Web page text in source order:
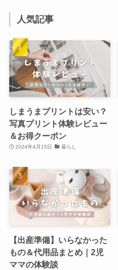
人気記事
しまうまプリントは安い？
写真プリント体験レビュー
＆お得クーポン
2024年4月15日 暮らし
【出産準備】いらなかった
もの＆代用品まとめ｜2児
ママの体験談